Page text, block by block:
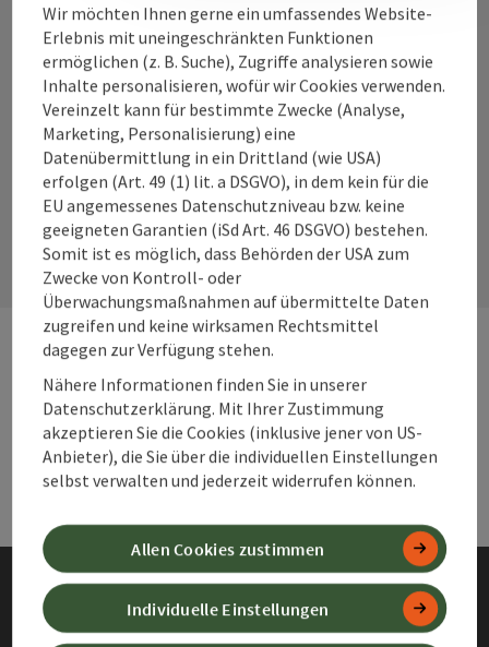
InstagramFacebookYouTube
Kontaktformular
Webseiten
Services
Impressum
Wir möchten Ihnen gerne ein umfassendes Website-
Erlebnis mit uneingeschränkten Funktionen
ermöglichen (z. B. Suche), Zugriffe analysieren sowie
Inhalte personalisieren, wofür wir Cookies verwenden.
Vereinzelt kann für bestimmte Zwecke (Analyse,
Marketing, Personalisierung) eine
Datenübermittlung in ein Drittland (wie USA)
erfolgen (Art. 49 (1) lit. a DSGVO), in dem kein für die
EU angemessenes Datenschutzniveau bzw. keine
geeigneten Garantien (iSd Art. 46 DSGVO) bestehen.
Somit ist es möglich, dass Behörden der USA zum
Zwecke von Kontroll- oder
Überwachungsmaßnahmen auf übermittelte Daten
zugreifen und keine wirksamen Rechtsmittel
dagegen zur Verfügung stehen.
Nähere Informationen finden Sie in unserer
Datenschutzerklärung. Mit Ihrer Zustimmung
akzeptieren Sie die Cookies (inklusive jener von US-
Anbieter), die Sie über die individuellen Einstellungen
selbst verwalten und jederzeit widerrufen können.
Individuelle Einstellungen
Allen Cookies zustimmen